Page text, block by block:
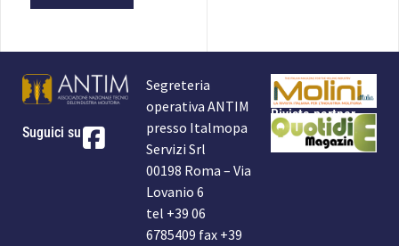
Suguici su
Segreteria
operativa ANTIM
presso Italmopa
Servizi Srl
00198 Roma – Via
Lovanio 6
tel +39 06
6785409 fax +39
Rivista partner